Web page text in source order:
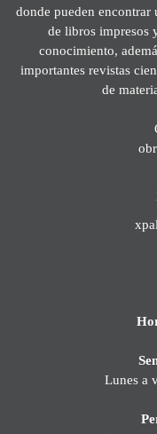
donde pueden encontrar
de libros impresos
conocimiento,
importantes revistas
de
Lunes a